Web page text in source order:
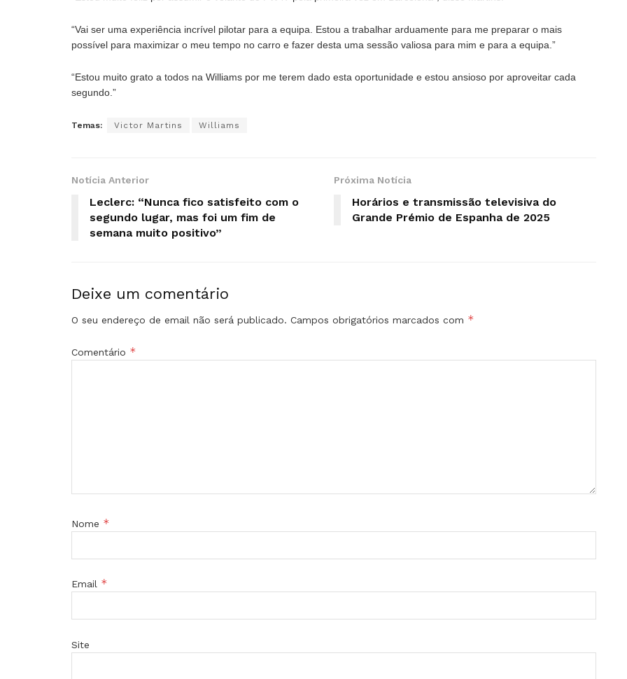
“Vai ser uma experiência incrível pilotar para a equipa. Estou a trabalhar arduamente para me preparar o mais
possível para maximizar o meu tempo no carro e fazer desta uma sessão valiosa para mim e para a equipa.”
“Estou muito grato a todos na Williams por me terem dado esta oportunidade e estou ansioso por aproveitar cada
segundo.”
Temas: Victor Martins Williams
Notícia Anterior
Leclerc: “Nunca fico satisfeito com o
segundo lugar, mas foi um fim de
semana muito positivo”
Próxima Notícia
Horários e transmissão televisiva do
Grande Prémio de Espanha de 2025
Deixe um comentário
O seu endereço de email não será publicado. Campos obrigatórios marcados com *
Comentário *
Nome *
Email *
Site